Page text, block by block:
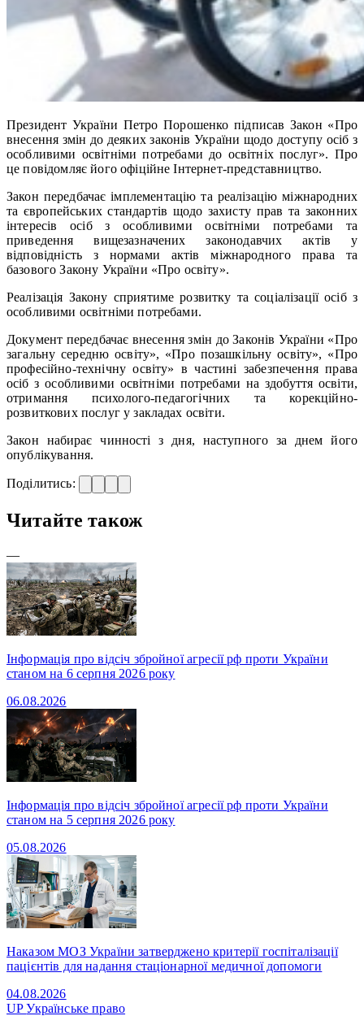
Президент України Петро Порошенко підписав Закон «Про
внесення змін до деяких законів України щодо доступу осіб з
особливими освітніми потребами до освітніх послуг». Про
це повідомляє його офіційне Інтернет-представництво.
Закон передбачає імплементацію та реалізацію міжнародних
та європейських стандартів щодо захисту прав та законних
інтересів осіб з особливими освітніми потребами та
приведення вищезазначених законодавчих актів у
відповідність з нормами актів міжнародного права та
базового Закону України «Про освіту».
Реалізація Закону сприятиме розвитку та соціалізації осіб з
особливими освітніми потребами.
Документ передбачає внесення змін до Законів України «Про
загальну середню освіту», «Про позашкільну освіту», «Про
професійно-технічну освіту» в частині забезпечення права
осіб з особливими освітніми потребами на здобуття освіти,
отримання психолого-педагогічних та корекційно-
розвиткових послуг у закладах освіти.
Закон набирає чинності з дня, наступного за днем його
опублікування.
Поділитись:
Читайте також
—
Інформація про відсіч збройної агресії рф проти України
станом на 6 серпня 2026 року
06.08.2026
Інформація про відсіч збройної агресії рф проти України
станом на 5 серпня 2026 року
05.08.2026
Наказом МОЗ України затверджено критерії госпіталізації
пацієнтів для надання стаціонарної медичної допомоги
04.08.2026
UPУкраїнське право